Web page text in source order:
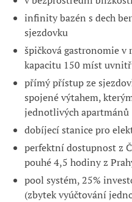
infinity bazén s dech
sjezdovku
špičková gastronomie
kapacitu 150 míst
přímý přístup ze
spojené výtahem,
jednotlivých apartmánů
dobíjecí stanice pro
perfektní dostupnost z
pouhé 4,5 hodiny z
pool systém,25%
(zbytek vyúčtování